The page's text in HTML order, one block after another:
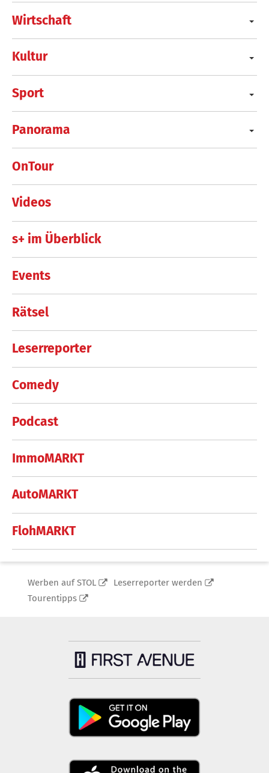
Wirtschaft
Kultur
Sport
Panorama
OnTour
Videos
s+ im Überblick
Events
Rätsel
Leserreporter
Comedy
Podcast
ImmoMARKT
AutoMARKT
FlohMARKT
Werben auf STOL
Leserreporter werden
Tourentipps